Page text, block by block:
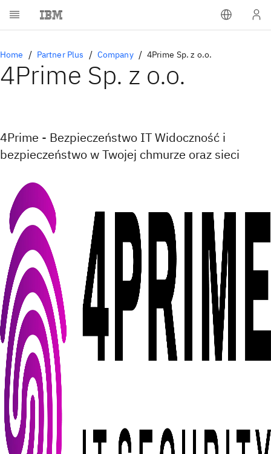
Home Partner Plus Company 4Prime Sp. z o.o.
4Prime Sp. z o.o.
4Prime - Bezpieczeństwo IT Widoczność i
bezpieczeństwo w Twojej chmurze oraz sieci